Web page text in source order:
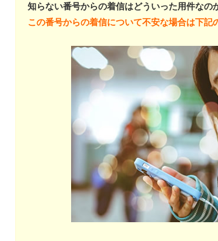
知らない番号からの着信はどういった用件なの
この番号からの着信について不安な場合は下記